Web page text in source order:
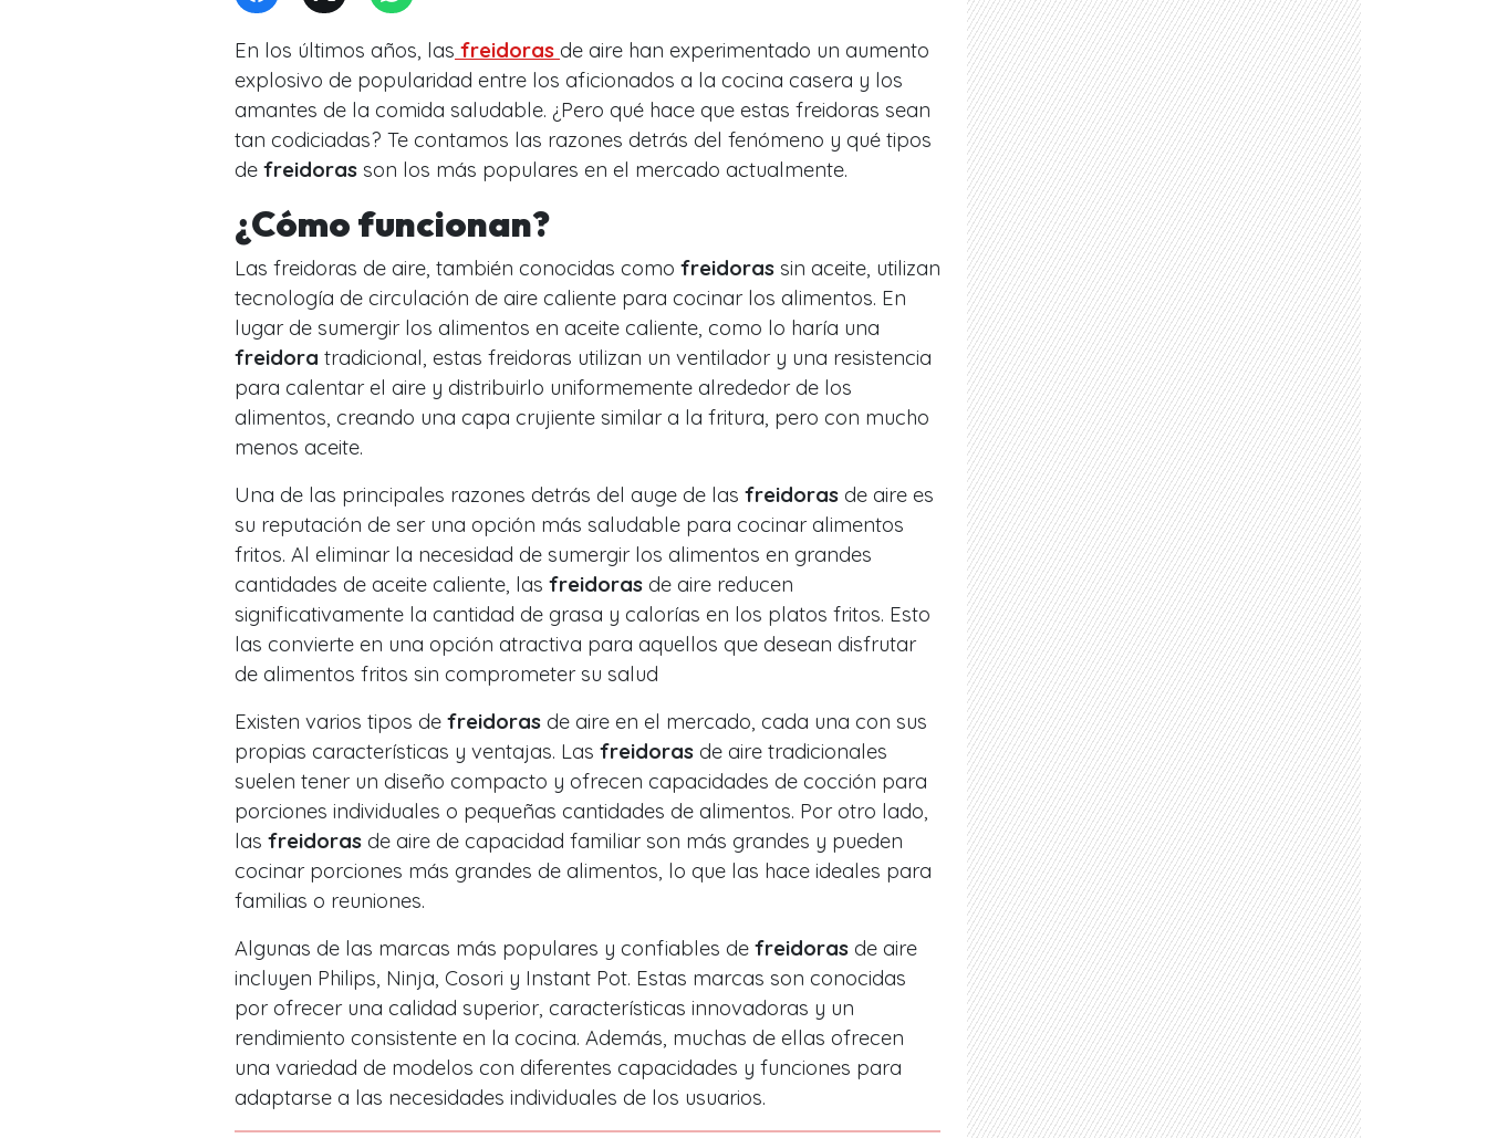
En los últimos años, las freidoras de aire han experimentado un aumento
explosivo de popularidad entre los aficionados a la cocina casera y los
amantes de la comida saludable. ¿Pero qué hace que estas freidoras sean
tan codiciadas? Te contamos las razones detrás del fenómeno y qué tipos
de freidoras son los más populares en el mercado actualmente.
¿Cómo funcionan?
Las freidoras de aire, también conocidas como freidoras sin aceite, utilizan
tecnología de circulación de aire caliente para cocinar los alimentos. En
lugar de sumergir los alimentos en aceite caliente, como lo haría una
freidora tradicional, estas freidoras utilizan un ventilador y una resistencia
para calentar el aire y distribuirlo uniformemente alrededor de los
alimentos, creando una capa crujiente similar a la fritura, pero con mucho
menos aceite.
Una de las principales razones detrás del auge de las freidoras de aire es
su reputación de ser una opción más saludable para cocinar alimentos
fritos. Al eliminar la necesidad de sumergir los alimentos en grandes
cantidades de aceite caliente, las freidoras de aire reducen
significativamente la cantidad de grasa y calorías en los platos fritos. Esto
las convierte en una opción atractiva para aquellos que desean disfrutar
de alimentos fritos sin comprometer su salud
Existen varios tipos de freidoras de aire en el mercado, cada una con sus
propias características y ventajas. Las freidoras de aire tradicionales
suelen tener un diseño compacto y ofrecen capacidades de cocción para
porciones individuales o pequeñas cantidades de alimentos. Por otro lado,
las freidoras de aire de capacidad familiar son más grandes y pueden
cocinar porciones más grandes de alimentos, lo que las hace ideales para
familias o reuniones.
Algunas de las marcas más populares y confiables de freidoras de aire
incluyen Philips, Ninja, Cosori y Instant Pot. Estas marcas son conocidas
por ofrecer una calidad superior, características innovadoras y un
rendimiento consistente en la cocina. Además, muchas de ellas ofrecen
una variedad de modelos con diferentes capacidades y funciones para
adaptarse a las necesidades individuales de los usuarios.